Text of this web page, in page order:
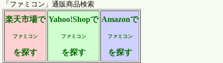
「ファミコン」通販商品検索
楽天市場で
ファミコン
を探す
Yahoo!Shopで
ファミコン
を探す
Amazonで
ファミコン
を探す